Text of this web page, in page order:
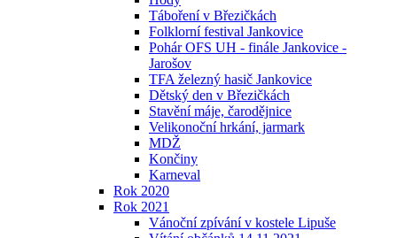
Táboření v Březičkách
Folklorní festival Jankovice
Pohár OFS UH - finále Jankovice -
Jarošov
TFA železný hasič Jankovice
Dětský den v Březičkách
Stavění máje, čarodějnice
Velikonoční hrkání, jarmark
MDŽ
Končiny
Karneval
Rok 2020
Rok 2021
Vánoční zpívání v kostele Lipuše